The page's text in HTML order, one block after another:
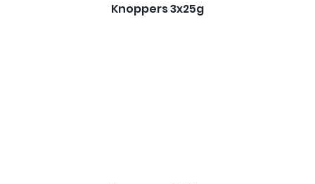
Knoppers 3x25g